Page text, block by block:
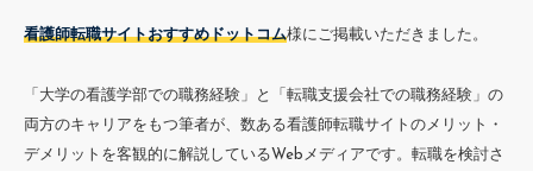
看護師転職サイトおすすめドットコム様にご掲載いただきました。
「大学の看護学部での職務経験」と「転職支援会社での職務経験」の
両方のキャリアをもつ筆者が、数ある看護師転職サイトのメリット・
デメリットを客観的に解説しているWebメディアです。転職を検討さ